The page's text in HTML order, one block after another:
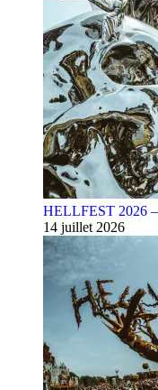
HELLFEST 2026
14 juillet 2026